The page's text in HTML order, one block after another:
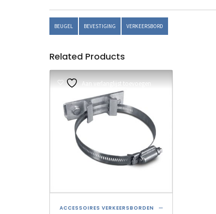
BEUGEL BEVESTIGING VERKEERSBORD
Related Products
ACCESSOIRES VERKEERSBORDEN
Aan verlanglijst toevoegen